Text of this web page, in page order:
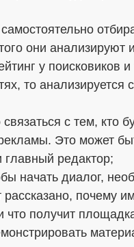
они анализируют
у поисковиков и
то анализируется
с тем, кто
Это может
редактор;
начать диалог,
рассказано, почему
что получит